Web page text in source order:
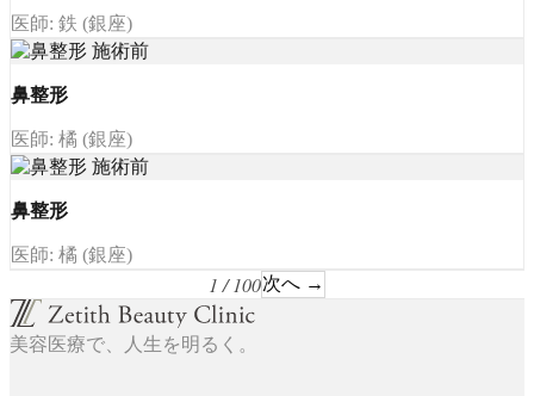
医師: 鉄 (銀座)
鼻整形
医師: 橘 (銀座)
鼻整形
医師: 橘 (銀座)
1 / 100次へ →
美容医療で、人生を明るく。